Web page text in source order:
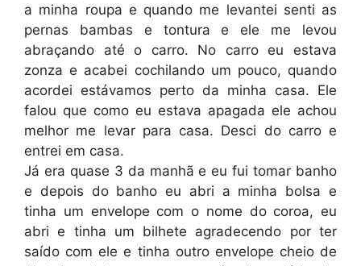
a minha roupa e quando me levantei senti as
pernas bambas e tontura e ele me levou
abraçando até o carro. No carro eu estava
zonza e acabei cochilando um pouco, quando
acordei estávamos perto da minha casa. Ele
falou que como eu estava apagada ele achou
melhor me levar para casa. Desci do carro e
entrei em casa.
Já era quase 3 da manhã e eu fui tomar banho
e depois do banho eu abri a minha bolsa e
tinha um envelope com o nome do coroa, eu
abri e tinha um bilhete agradecendo por ter
saído com ele e tinha outro envelope cheio de